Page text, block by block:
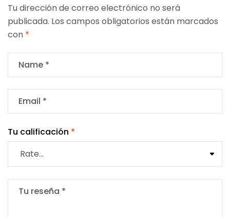
Tu dirección de correo electrónico no será
publicada. Los campos obligatorios están marcados
con *
Tu calificación *